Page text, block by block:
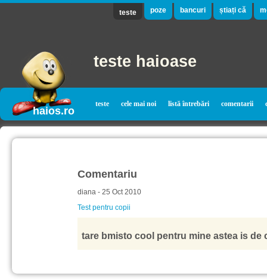
teste poze bancuri știați că
teste haioase
haios.ro
teste cele mai noi listă întrebări comentarii
Comentariu
diana - 25 Oct 2010
Test pentru copii
tare bmisto cool pentru mine astea is de